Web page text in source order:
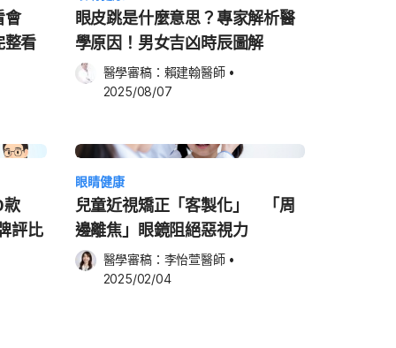
會
整看
眼皮跳是什麼意思？專家解析醫
學原因！男女吉凶時辰圖解
醫學審稿： 賴建翰醫師 •
2025/08/07
款
評比
眼睛健康
兒童近視矯正「客製化」 「周
邊離焦」眼鏡阻絕惡視力
醫學審稿： 李怡萱醫師 •
2025/02/04